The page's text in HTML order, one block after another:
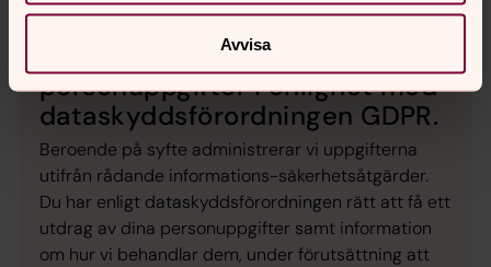
Avvisa
Vi hanterar dina
personuppgifter i enlighet med
dataskyddsförordningen GDPR.
Beroende på syfte administrerar vi uppgifterna
utifrån rådande informations-säkerhetsåtgärder.
Du har enligt dataskyddsförordningen rätt att få ett
utdrag av dina personuppgifter samt information
om hur vi behandlar dem, under förutsättning att